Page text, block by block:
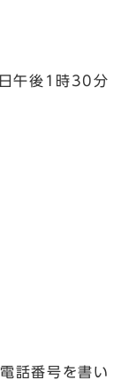
午後1時30分
話番号を書い